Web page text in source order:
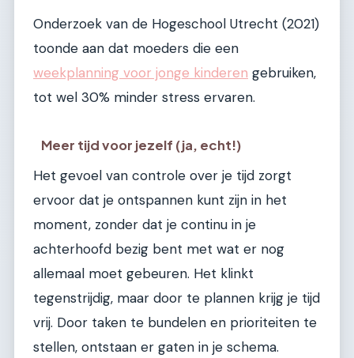
Onderzoek van de Hogeschool Utrecht (2021)
toonde aan dat moeders die een
weekplanning voor jonge kinderen gebruiken,
tot wel 30% minder stress ervaren.
Meer tijd voor jezelf (ja, echt!)
Het gevoel van controle over je tijd zorgt
ervoor dat je ontspannen kunt zijn in het
moment, zonder dat je continu in je
achterhoofd bezig bent met wat er nog
allemaal moet gebeuren. Het klinkt
tegenstrijdig, maar door te plannen krijg je tijd
vrij. Door taken te bundelen en prioriteiten te
stellen, ontstaan er gaten in je schema.